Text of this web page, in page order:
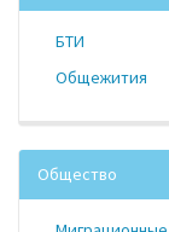
БТИ
Общежития
Общество